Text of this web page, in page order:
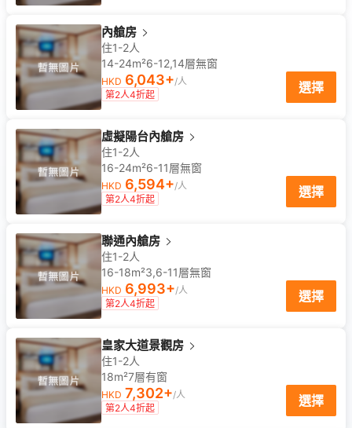
內艙房
住1-2人
14-24m²6-12,14層無窗
HKD 6,043+/人
第2人4折起
選擇
虛擬陽台內艙房
住1-2人
16-24m²6-11層無窗
HKD 6,594+/人
第2人4折起
選擇
聯通內艙房
住1-2人
16-18m²3,6-11層無窗
HKD 6,993+/人
第2人4折起
選擇
皇家大道景觀房
住1-2人
18m²7層有窗
HKD 7,302+/人
第2人4折起
選擇